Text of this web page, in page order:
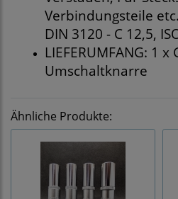
Verbindungsteile
DIN 3120 - C 12,5,
LIEFERUMFANG: 1 x
Umschaltknarre
Ähnliche Produkte: